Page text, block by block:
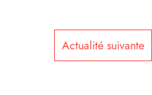
Actualité suivante